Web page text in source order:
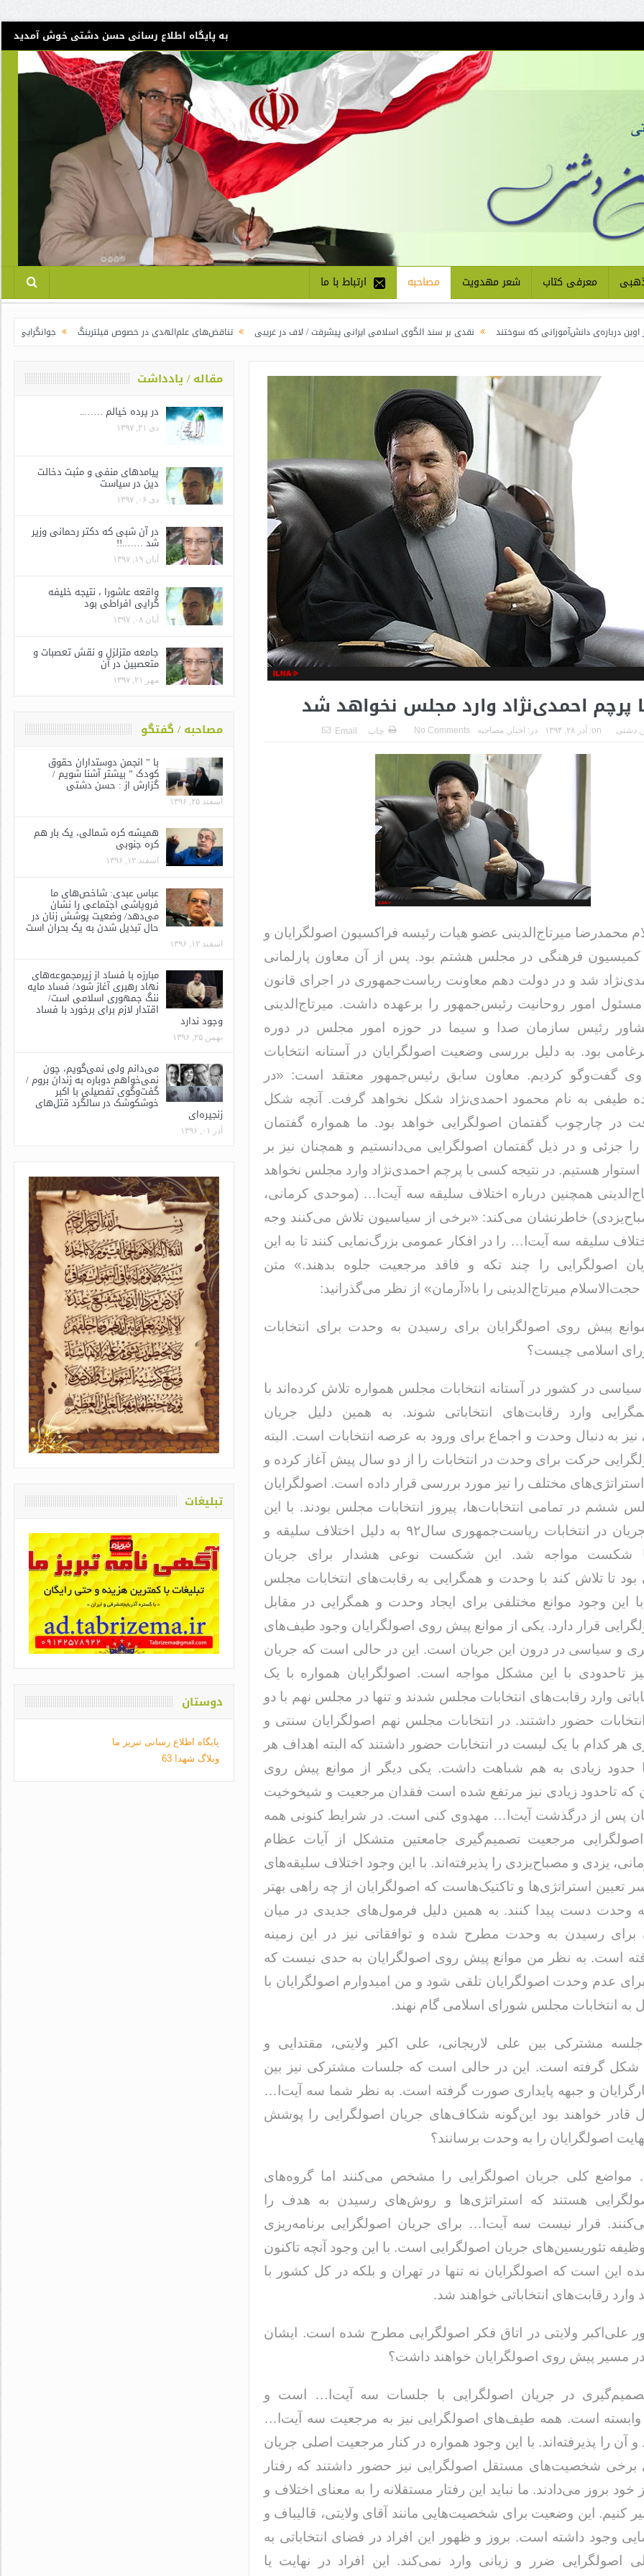
به پایگاه اطلاع رسانی حسن دشتی خوش آمدید
معرفی کتاب شعر مهدویت مصاحبه ارتباط با ما
که سوختند نقدی بر سند الگوی اسلامی ایرانی پیشرفت / لاف در غریبی تناقض‌های علم‌الهدی در خصوص فیلترینگ جوانگرایی به سبک وزرای جدید
احمدی‌نژاد وارد مجلس نخواهد شد
دشتی on: آذر ۲۸, ۱۳۹۴ در: اخبار , مصاحبه No Comments چاپ Email
محمدرضا میرتاج‌الدینی عضو هیات رئیسه فراکسیون اصولگرایان و
کمیسیون فرهنگی در مجلس هشتم بود. پس از آن معاون پارلمانی
شد و در دولت دهم معاونت ریاست‌جمهوری در اجرای قانون
امور روحانیت رئیس‌جمهور را برعهده داشت. میرتاج‌الدینی
رئیس سازمان صدا و سیما در حوزه امور مجلس در دوره
بود. به دلیل بررسی وضعیت اصولگرایان در آستانه انتخابات
گفت‌وگو کردیم. معاون سابق رئیس‌جمهور معتقد است: «در
طیفی به نام محمود احمدی‌نژاد شکل نخواهد گرفت. آنچه شکل
در چارچوب گفتمان اصولگرایی خواهد بود. ما همواره گفتمان
را جزئی و در ذیل گفتمان اصولگرایی می‌دانستیم و همچنان نیز بر
هستیم. در نتیجه کسی با پرچم احمدی‌نژاد وارد مجلس نخواهد
همچنین درباره اختلاف سلیقه سه آیت‌ا… (موحدی کرمانی،
خاطرنشان می‌کند: «برخی از سیاسیون تلاش می‌کنند وجه
سلیقه سه آیت‌ا… را در افکار عمومی بزرگ‌نمایی کنند تا به این
اصولگرایی را چند تکه و فاقد مرجعیت جلوه بدهند.» متن
میرتاج‌الدینی را با«آرمان» از نظر می‌گذرانید:
پیش روی اصولگرایان برای رسیدن به وحدت برای انتخابات
اسلامی چیست؟
در کشور در آستانه انتخابات مجلس همواره تلاش کرده‌اند با
وارد رقابت‌های انتخاباتی شوند. به همین دلیل جریان
نیز به دنبال وحدت و اجماع برای ورود به عرصه انتخابات است. البته
حرکت برای وحدت در انتخابات را از دو سال پیش آغاز کرده و
استراتژی‌های مختلف را نیز مورد بررسی قرار داده است. اصولگرایان
ششم در تمامی انتخابات‌ها، پیروز انتخابات مجلس بودند. با این
وجود این جریان در انتخابات ریاست‌جمهوری سال۹۲ به دلیل اختلاف سلیقه و
شکست مواجه شد. این شکست نوعی هشدار برای جریان
بود تا تلاش کند با وحدت و همگرایی به رقابت‌های انتخابات مجلس
این وجود موانع مختلفی برای ایجاد وحدت و همگرایی در مقابل
قرار دارد. یکی از موانع پیش روی اصولگرایان وجود طیف‌های
و سیاسی در درون این جریان است. این در حالی است که جریان
تاحدودی با این مشکل مواجه است. اصولگرایان همواره با یک
وارد رقابت‌های انتخابات مجلس شدند و تنها در مجلس نهم با دو
حضور داشتند. در انتخابات مجلس نهم اصولگرایان سنتی و
هر کدام با یک لیست در انتخابات حضور داشتند که البته اهداف هر
حدود زیادی به هم شباهت داشت. یکی دیگر از موانع پیش روی
که تاحدود زیادی نیز مرتفع شده است فقدان مرجعیت و شیخوخیت
پس از درگذشت آیت‌ا… مهدوی کنی است. در شرایط کنونی همه
مرجعیت تصمیم‌گیری جامعتین متشکل از آیات عظام
یزدی و مصباح‌یزدی را پذیرفته‌اند. با این وجود اختلاف سلیقه‌های
تعیین استراتژی‌ها و تاکتیک‌هاست که اصولگرایان از چه راهی بهتر
به وحدت دست پیدا کنند. به همین دلیل فرمول‌های جدیدی در میان
برای رسیدن به وحدت مطرح شده و توافقاتی نیز در این زمینه
است. به نظر من موانع پیش روی اصولگرایان به حدی نیست که
عدم وحدت اصولگرایان تلقی شود و من امیدوارم اصولگرایان با
به انتخابات مجلس شورای اسلامی گام نهند.
مشترکی بین علی لاریجانی، علی اکبر ولایتی، مقتدایی و
شکل گرفته است. این در حالی است که جلسات مشترکی نیز بین
و جبهه پایداری صورت گرفته است. به نظر شما سه آیت‌ا…
قادر خواهند بود این‌گونه شکاف‌های جریان اصولگرایی را پوشش
اصولگرایان را به وحدت برسانند؟
مواضع کلی جریان اصولگرایی را مشخص می‌کنند اما گروه‌های
هستند که استراتژی‌ها و روش‌های رسیدن به هدف را
قرار نیست سه آیت‌ا… برای جریان اصولگرایی برنامه‌ریزی
وظیفه تئوریسین‌های جریان اصولگرایی است. با این وجود آنچه تاکنون
است که اصولگرایان نه تنها در تهران و بلکه در کل کشور با
رقابت‌های انتخاباتی خواهند شد.
علی‌اکبر ولایتی در اتاق فکر اصولگرایی مطرح شده است. ایشان
مسیر پیش روی اصولگرایان خواهند داشت؟
در جریان اصولگرایی با جلسات سه آیت‌ا… است و
است. همه طیف‌های اصولگرایی نیز به مرجعیت سه آیت‌ا…
و آن را پذیرفته‌اند. با این وجود همواره در کنار مرجعیت اصلی جریان
برخی شخصیت‌های مستقل اصولگرایی نیز حضور داشتند که رفتار
خود بروز می‌دادند. ما نباید این رفتار مستقلانه را به معنای اختلاف و
کنیم. این وضعیت برای شخصیت‌هایی مانند آقای ولایتی، قالیباف و
وجود داشته است. بروز و ظهور این افراد در فضای انتخاباتی به
اصولگرایی ضرر و زیانی وارد نمی‌کند. این افراد در نهایت یا
مقاله / یادداشت
در پرده خیالم ……..
دی ۲۱, ۱۳۹۷
پیامدهای منفی و مثبت دخالت
دین در سیاست
دی ۰۶, ۱۳۹۷
در آن شبی که دکتر رحمانی وزیر
شد …….!!
آبان ۱۹, ۱۳۹۷
واقعه عاشورا ، نتیجه خلیفه
گرایی افراطی بود
آبان ۰۸, ۱۳۹۷
جامعه متزلزل و نقش تعصبات و
متعصبین در آن
مهر ۲۱, ۱۳۹۷
مصاحبه / گفتگو
با ” انجمن دوستداران حقوق
کودک ” بیشتر آشنا شویم /
گزارش از : حسن دشتی
اسفند ۲۵, ۱۳۹۶
همیشه کره شمالی، یک بار هم
کره جنوبی
اسفند ۱۲, ۱۳۹۶
عباس عبدی: شاخص‌های ما
فروپاشی اجتماعی را نشان
می‌دهد/ وضعیت پوشش زنان در
حال تبدیل شدن به یک بحران است
اسفند ۱۲, ۱۳۹۶
مبارزه با فساد از زیرمجموعه‌های
نهاد رهبری آغاز شود/ فساد مایه
ننگ جمهوری اسلامی است/
اقتدار لازم برای برخورد با فساد
وجود ندارد
بهمن ۲۵, ۱۳۹۶
می‌دانم ولی نمی‌گویم، چون
نمی‌خواهم دوباره به زندان بروم /
گفت‌وگوی تفصیلی با اکبر
خوشکوشک در سالگرد قتل‌های
زنجیره‌ای
آذر ۰۱, ۱۳۹۶
تبلیغات
دوستان
پایگاه اطلاع رسانی تبریز ما
وبلاگ شهدا 63
به یاد او که دغدغه سلامت قلم
داشت / طاهره سادات حمیدی
خداحافظ رزمنده / دلنوشته ای از
حسن دشتی
و صمیمیت به
دفاع مقدس /
حسن دشتی